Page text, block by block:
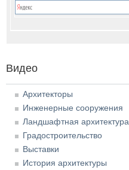
Видео
Архитекторы
Инженерные сооружения
Ландшафтная архитектура
Градостроительство
Выставки
История архитектуры